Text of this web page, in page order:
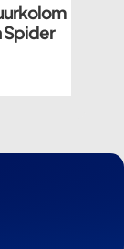
Spider